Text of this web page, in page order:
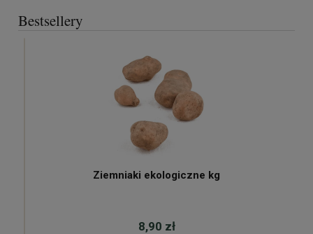
Bestsellery
Ziemniaki ekologiczne kg
8,90 zł